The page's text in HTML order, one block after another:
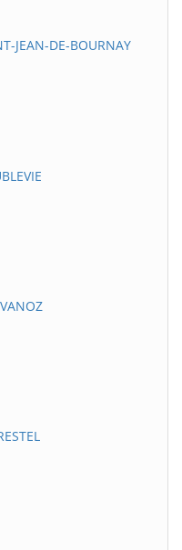
JEAN-DE-BOURNAY